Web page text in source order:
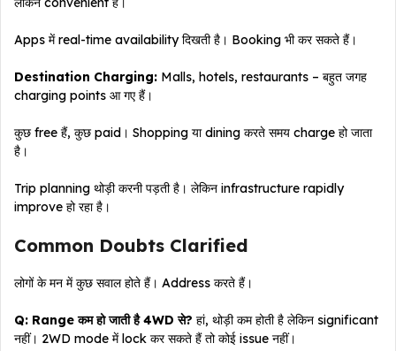
Apps में real-time availability दिखती है। Booking भी कर सकते हैं।
Destination Charging: Malls, hotels, restaurants – बहुत जगह
charging points आ गए हैं।
कुछ free हैं, कुछ paid। Shopping या dining करते समय charge हो जाता
है।
Trip planning थोड़ी करनी पड़ती है। लेकिन infrastructure rapidly
improve हो रहा है।
Common Doubts Clarified
लोगों के मन में कुछ सवाल होते हैं। Address करते हैं।
Q: Range कम हो जाती है 4WD से? हां, थोड़ी कम होती है लेकिन significant
नहीं। 2WD mode में lock कर सकते हैं तो कोई issue नहीं।